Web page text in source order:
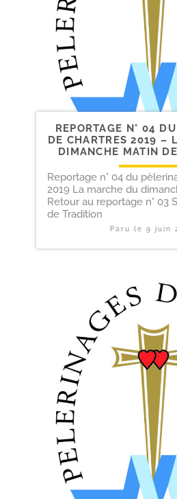
REPORTAGE N° 04
DE CHARTRES 2019 –
DIMANCHE MATIN
Reportage n° 04 du
2019 La marche du
Retour au reportage n° 03
de Tradition
Paru le9 juin